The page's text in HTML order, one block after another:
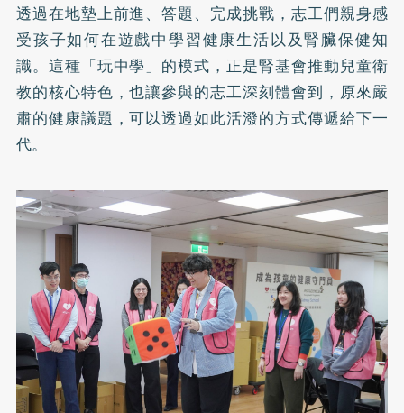
透過在地墊上前進、答題、完成挑戰，志工們親身感
受孩子如何在遊戲中學習健康生活以及腎臟保健知
識。這種「玩中學」的模式，正是腎基會推動兒童衛
教的核心特色，也讓參與的志工深刻體會到，原來嚴
肅的健康議題，可以透過如此活潑的方式傳遞給下一
代。